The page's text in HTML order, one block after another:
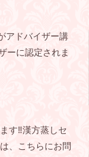
アドバイザー講
ーに認定されま
す‼︎漢方蒸しセ
、こちらにお問